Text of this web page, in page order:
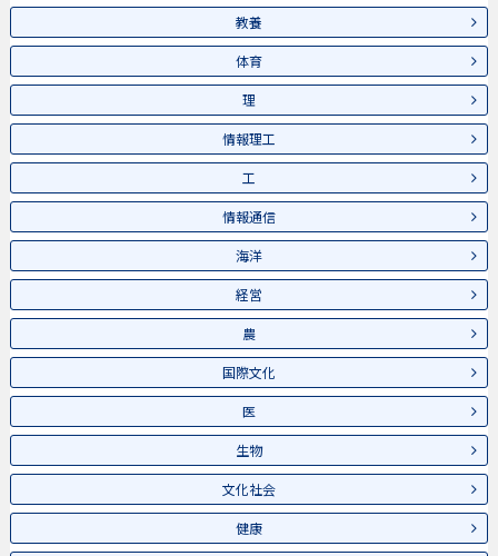
教養
体育
理
情報理工
工
情報通信
海洋
経営
農
国際文化
医
生物
文化社会
健康